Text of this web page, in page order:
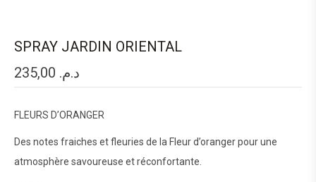
SPRAY JARDIN ORIENTAL
د.م.
FLEURS D’ORANGER
Des notes fraiches et fleuries de la Fleur d’oranger pour une
atmosphère savoureuse et réconfortante.